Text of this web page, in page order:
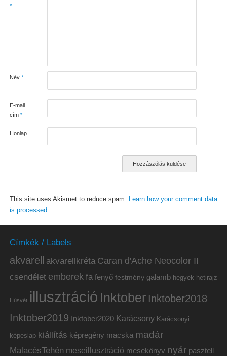
*
Név *
E-mail
cím *
Honlap
This site uses Akismet to reduce spam. Learn how your comment data
is processed.
Címkék / Labels
akvarell akvarellkréta Caran d'Ache Neocolor II
csendélet emberek fa fenyő festmény galamb hegyek hetirajz
Húsvét illusztráció Inktober Inktober2018
Inktober2019 Inktober2020 Karácsony Karácsonyi
képeslap kiállítás képregény macska madár
MalacésTehén meseillusztráció mesekönyv nyár pasztell